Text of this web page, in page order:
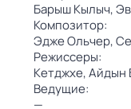
Барыш Кылыч,
Композитор:
Эдже Ольчер,
Режиссеры:
Кетджхе,Айдын
Ведущие:
—